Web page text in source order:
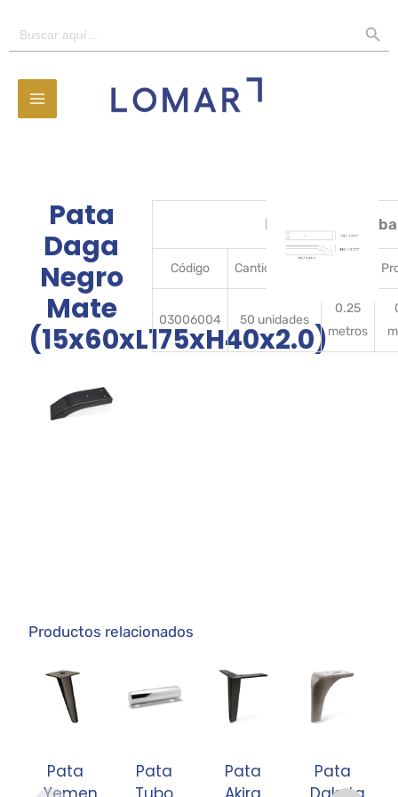
Buscar:
Pata
Daga
Negro
Mate
(15x60xL175xH40x2.0)
Detalles del
Código CantidadBulto
03006004 50 unidades
0.25
metros
Productos relacionados
Pata
Pata
Pata
Pata